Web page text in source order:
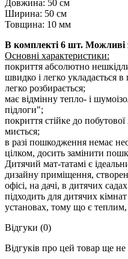
Довжина: 50 см
Ширина: 50 см
Товщина: 10 мм
В комплекті 6 шт. Можливі
Основні характеристики:
покриття абсолютно
швидко і легко укладається
легко розбирається;
має відмінну тепло- і
підлоги";
покриття стійке до побутової
миється;
в разі пошкодження немає
цілком, досить замінити
Дитячий мат-татамі є
дизайну приміщення,
офісі, на дачі, в дитячих
підходить для дитячих
установах, тому що є
Відгуки (0)
Відгуків про цей товар ще не